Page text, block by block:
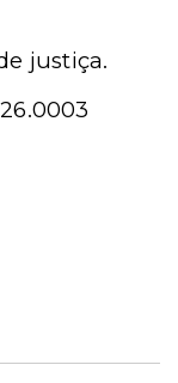
justiça.